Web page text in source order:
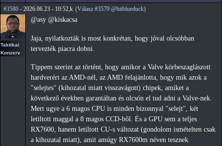
#3580 - 2026.06.23 - 10:52,k (Válasz #3579 @bitblueduck)
Taktikai
Konzerv
@asy @kiskacsa
Jaja, nyilatkozták is most konkrétan, hogy jóval olcsóbban
tervezték piacra dobni.
Tippem szerint az történt, hogy amikor a Valve körbeszaglászott
hardverért az AMD-nél, az AMD felajánlotta, hogy mik azok a
"selejtes" (kihozatal miatt visszavágott) chipek, amiket a
következő években garantáltan és olcsón el tud adni a Valve-nek.
Mert ugye a 6 magos CPU is minden bizonnyal "selejt", két
letiltott maggal a 8 magos CCD-ből. És a GPU sem a teljes
RX7600, hanem letiltott CU-s változat (gondolom ismételten csak
a kihozatal miatt), amit amúgy RX7600m néven tesznek